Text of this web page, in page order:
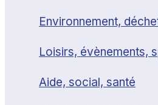
Environnement,
Loisirs, évènements,
Aide, social, santé